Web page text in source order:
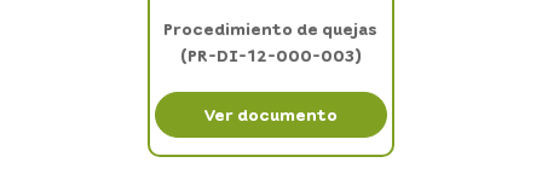
Procedimiento de quejas
(PR-DI-12-000-003)
Ver documento